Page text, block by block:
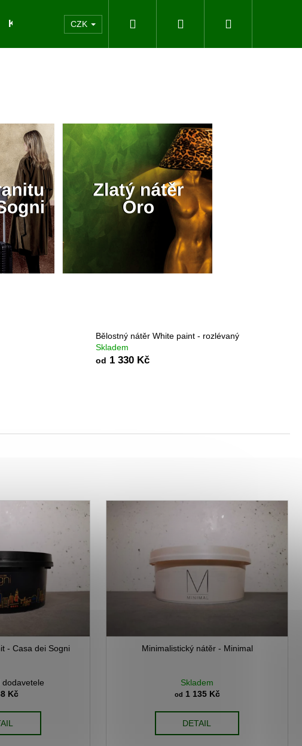
Kontakty CZK Hledat PřihlášeníNákupní
Bělostný nátěr White paint - rozlévaný
Skladem
od 1 330 Kč
- Casa dei Sogni
dodavetele
Kč
Minimalistický nátěr - Minimal
Skladem
od 1 135 Kč
DETAIL
Následující
ŠIKMÉHO KAMENE - ISTINTO